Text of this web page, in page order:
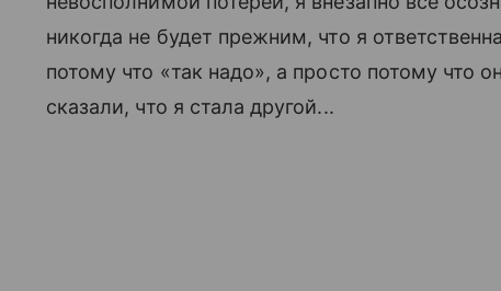
никогда не будет прежним, что я
потому что «так надо», а просто потому что
сказали, что я стала другой...